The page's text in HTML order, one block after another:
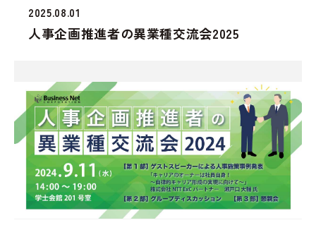
2025.08.01
人事企画推進者の異業種交流会2025